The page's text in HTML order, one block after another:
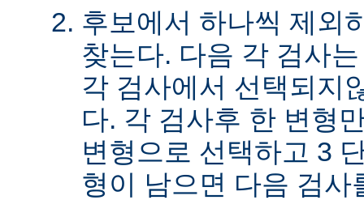
후보에서 하나씩 제외
찾는다. 다음 각 검사
각 검사에서 선택되지
다. 각 검사후 한 변형
변형으로 선택하고 3
형이 남으면 다음 검사